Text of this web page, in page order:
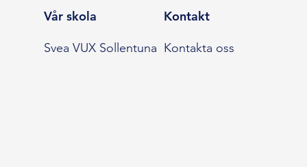
Vår skola
Svea VUX Sollentuna
Kontakt
Kontakta oss